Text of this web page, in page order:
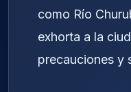
como Río
exhorta a la
precauciones y